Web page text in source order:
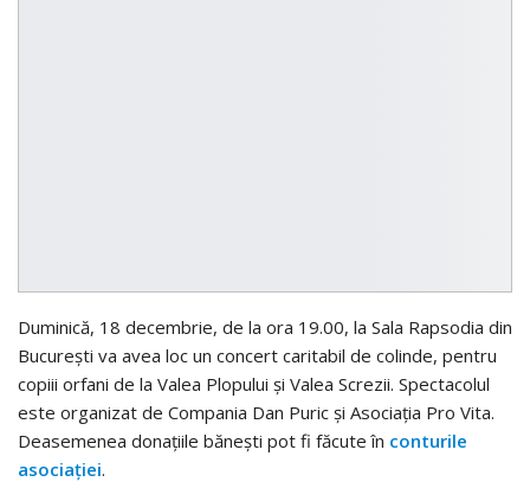
Duminică, 18 decembrie, de la ora 19.00, la Sala Rapsodia din
Bucureşti va avea loc un concert caritabil de colinde, pentru
copiii orfani de la Valea Plopului şi Valea Screzii. Spectacolul
este organizat de Compania Dan Puric şi Asociaţia Pro Vita.
Deasemenea donaţiile băneşti pot fi făcute în conturile
asociaţiei.